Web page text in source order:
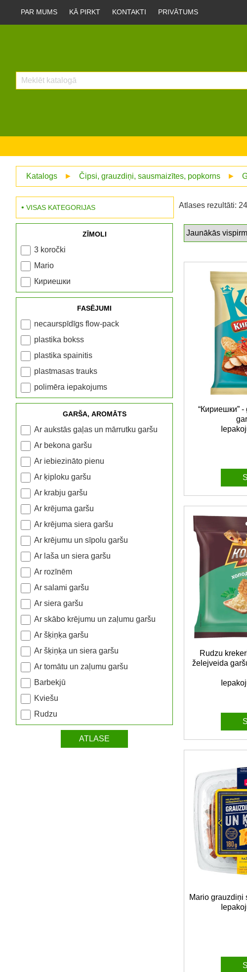
PAR MUMS KĀ PIRKT KONTAKTI PRIVĀTUMS
Katalogs ► Čipsi, grauzdiņi, sausmaizītes, popkorns ►
VISAS KATEGORIJAS
ZĪMOLI
3 koročki
Mario
Кириешки
FASĒJUMI
necaurspīdīgs flow-pack
plastika bokss
plastika spainitis
plastmasas trauks
polimēra iepakojums
GARŠA, AROMĀTS
Ar aukstās gaļas un mārrutku garšu
Ar bekona garšu
Ar iebiezināto pienu
Ar ķiploku garšu
Ar krabju garšu
Ar krējuma garšu
Ar krējuma siera garšu
Ar krējumu un sīpolu garšu
Ar laša un siera garšu
Ar rozīnēm
Ar salami garšu
Ar siera garšu
Ar skābo krējumu un zaļumu garšu
Ar šķiņķa garšu
Ar šķiņķa un siera garšu
Ar tomātu un zaļumu garšu
Barbekjū
Kviešu
Rudzu
Atlases rezultāti: 24
“Кириешки”
Rudzu
želejveida
Mario grauzdiņi